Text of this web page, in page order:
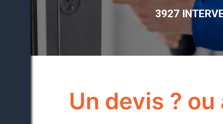
3927
Un devis ?